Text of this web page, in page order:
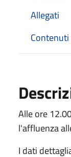
Allegati
Alle ore
l'affluenza
I dati